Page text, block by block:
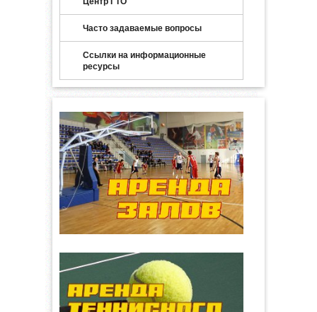
Часто задаваемые вопросы
Ссылки на информационные
ресурсы